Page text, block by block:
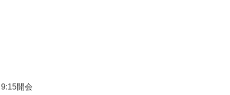
開会